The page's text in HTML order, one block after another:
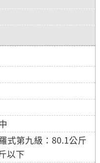
式第九級：80.1公斤
以下